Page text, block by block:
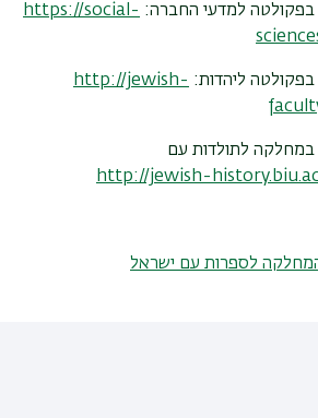
בפקולטה למדעי החברה: https://social-
בפקולטה ליהדות: http://jewish-
במחלקה לתולדות עם
http://jewish-
לספרות עם ישראל